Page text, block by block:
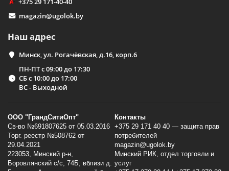
magazin@ugolok.by
Наш адрес
Минск, ул. Рогачёвская, д.16, корп.6
ПН-ПТ с 09:00 до 17:30
СБ с 10:00 до 17:00
ВС - Выходной
ООО "ГрандСитиОпт"
Св-во №691807625 от 05.03.2016
Торг. реестр №508762 от
29.04.2021
223053, Минский p-н,
Боровлянский с/с, 74Б, вблизи д.
Контакты
+375 29 171 40 40 — защита прав
потребителей
magazin@ugolok.by
Минский РИК, отдел торговли и
услуг